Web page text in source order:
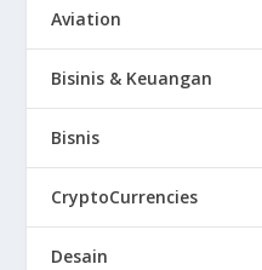
Aviation
Bisinis & Keuangan
Bisnis
CryptoCurrencies
Desain